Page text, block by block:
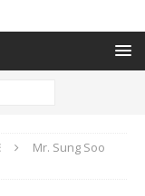
Mr. Sung Soo